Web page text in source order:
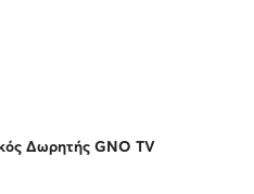
Δωρητής GNO TV